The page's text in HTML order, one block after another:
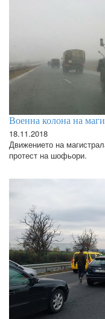
Военна колона на
18.11.2018
Движението на
протест на шофьори.